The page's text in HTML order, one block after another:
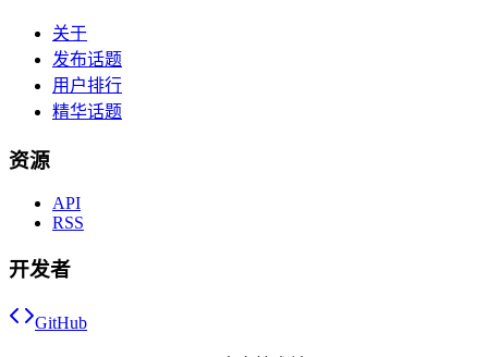
关于
发布话题
用户排行
精华话题
资源
API
RSS
开发者
GitHub